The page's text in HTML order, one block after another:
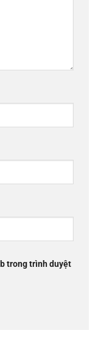
trong trình duyệt